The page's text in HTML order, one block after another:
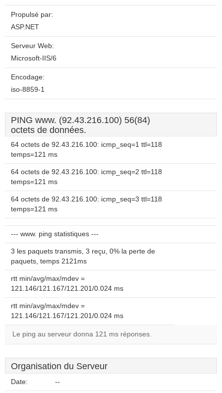
Propulsé par:
ASP.NET
Serveur Web:
Microsoft-IIS/6
Encodage:
iso-8859-1
PING www. (92.43.216.100) 56(84)
octets de données.
64 octets de 92.43.216.100: icmp_seq=1 ttl=118
temps=121 ms
64 octets de 92.43.216.100: icmp_seq=2 ttl=118
temps=121 ms
64 octets de 92.43.216.100: icmp_seq=3 ttl=118
temps=121 ms
--- www. ping statistiques ---
3 les paquets transmis, 3 reçu, 0% la perte de
paquets, temps 2121ms
rtt min/avg/max/mdev =
121.146/121.167/121.201/0.024 ms
rtt min/avg/max/mdev =
121.146/121.167/121.201/0.024 ms
Le ping au serveur donna 121 ms réponses.
Organisation du Serveur
Date: --